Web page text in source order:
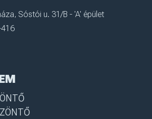
Sóstói u. 31/B - 'A' épület